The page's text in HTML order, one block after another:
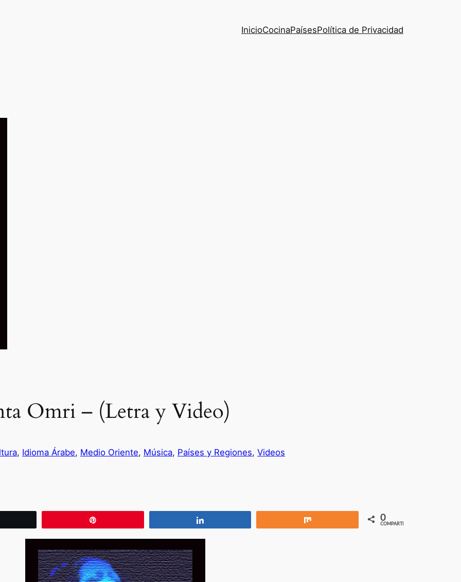
InicioCocinaPaísesPolítica de Privacidad
Omri – (Letra y Video)
, Idioma Árabe, Medio Oriente, Música, Países y Regiones, Videos
0
COMPARTIR